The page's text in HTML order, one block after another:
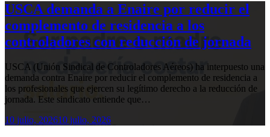
USCA demanda a Enaire por reducir el
complemento de residencia a los
controladores con reducción de jornada
USCA (Unión Sindical de Controladores Aéreos) ha interpuesto una
demanda contra Enaire por reducir el complemento de residencia a
los profesionales que ejercen su legítimo derecho a la reducción de
jornada. Este sindicato entiende que…
10 julio, 202610 julio, 2026